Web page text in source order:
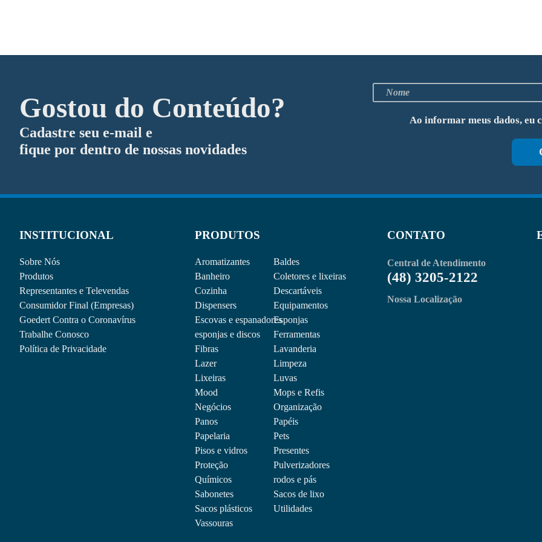
Gostou do Conteúdo?
Cadastre seu e-mail e
fique por dentro de nossas novidades
Ao informar meus dados, eu
INSTITUCIONAL
Sobre Nós
Produtos
Representantes e Televendas
Consumidor Final (Empresas)
Goedert Contra o Coronavírus
Trabalhe Conosco
Política de Privacidade
PRODUTOS
Aromatizantes
Baldes
Banheiro
Coletores e lixeiras
Cozinha
Descartáveis
Dispensers
Equipamentos
Escovas e espanadoresEsponjas
esponjas e discos
Ferramentas
Fibras
Lavanderia
Lazer
Limpeza
Lixeiras
Luvas
Mood
Mops e Refis
Negócios
Organização
Panos
Papéis
Papelaria
Pets
Pisos e vidros
Presentes
Proteção
Pulverizadores
Químicos
rodos e pás
Sabonetes
Sacos de lixo
Sacos plásticos
Utilidades
Vassouras
CONTATO
Central de Atendimento
(48) 3205-2122
Nossa Localização